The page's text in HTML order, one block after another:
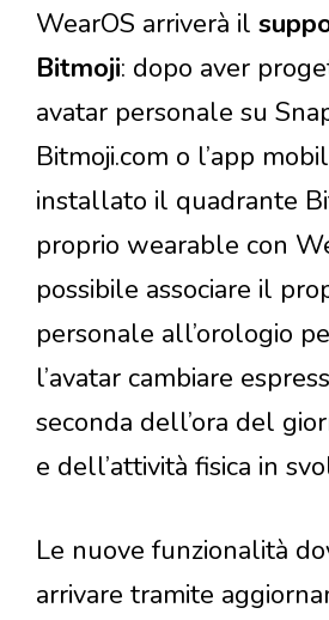
WearOS arriverà il
Bitmoji: dopo aver
avatar personale su
Bitmoji.com o l’app
installato il quadrante
proprio wearable con
possibile associare il
personale all’orologio
l’avatar cambiare
seconda dell’ora del
e dell’attività fisica in
Le nuove funzionalità
arrivare tramite